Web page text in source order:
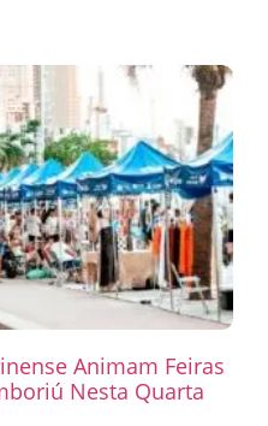
Animam Feiras
Nesta Quarta